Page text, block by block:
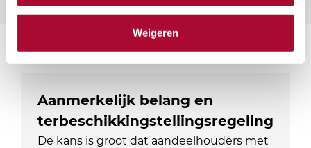
Weigeren
Suggesties
Aanmerkelijk belang en
terbeschikkingstellingsregeling
De kans is groot dat aandeelhouders met